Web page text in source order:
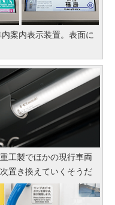
案内表示装置。表面に
工製でほかの現行車両
置き換えていくそうだ